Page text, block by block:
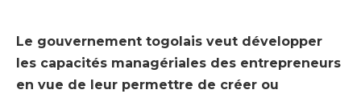
Le gouvernement togolais veut développer
les capacités managériales des entrepreneurs
en vue de leur permettre de créer ou